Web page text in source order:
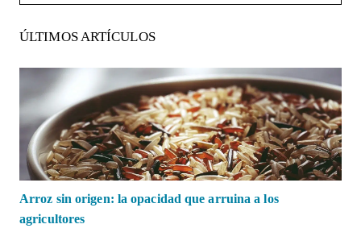
ÚLTIMOS ARTÍCULOS
Arroz sin origen: la opacidad que arruina a los
agricultores